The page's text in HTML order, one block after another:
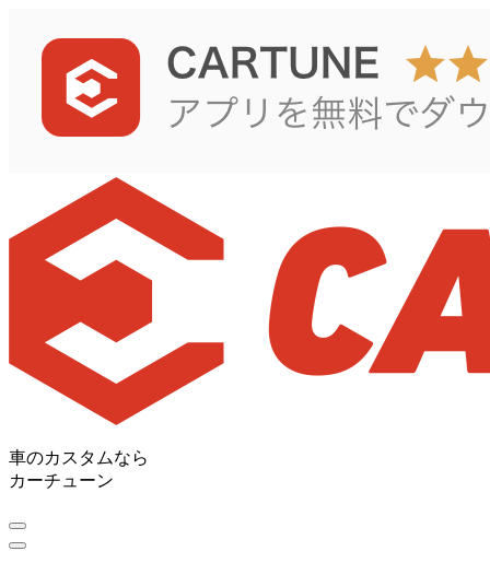
車のカスタムなら
カーチューン